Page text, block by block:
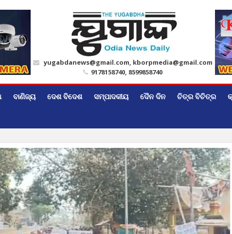
yugabdanews@gmail.com, kborpmedia@gmail.com
9178158740, 8599858740
ବାଣିଜ୍ୟ ଦେଶ ବିଦେଶ ସମ୍ପାଦକୀୟ ଦୈନ ଦିନ ଚିତ୍ର ବିଚିତ୍ର